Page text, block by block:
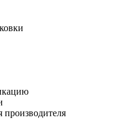
производителя